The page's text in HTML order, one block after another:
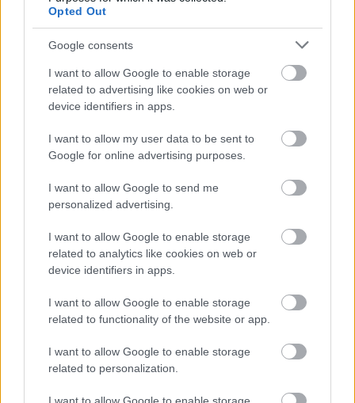
Opted Out
Google consents
I want to allow Google to enable storage
related to advertising like cookies on web or
device identifiers in apps.
I want to allow my user data to be sent to
Google for online advertising purposes.
I want to allow Google to send me
personalized advertising.
I want to allow Google to enable storage
related to analytics like cookies on web or
device identifiers in apps.
I want to allow Google to enable storage
related to functionality of the website or app.
I want to allow Google to enable storage
related to personalization.
Az összkerékhajtású változatokkívánságra Offroad terepjáró
üzemmódot is kínálnak, ami a szilárd burkolatú utakról
letérvetovább javítja a menetjellemzőket. Az Offroad
üzemmódban a tapadás fokozására az ASR kipörgésgátló
nagyobb mértékű kipörgést engedélyez, az EDS elektronikus
differenciálzár-hatású funkció pedig határozottabban és
gyorsabban reagál. Szükség esetén a visszagurulás gátló és a
lejtmenetvezérlő is aktiválódik – az utóbbi a haladási
sebességet az aktuális értéken tartja. A szintén opcionális DCC
lengéscsillapítás-szabályzás is másképpen működik terepjáró
üzemmódban, emellett a gázpedál reakciói is valamivel
szabályzásra vált, így a kerekek előtt föltorlódhat a fékezést
elősegítő földhalom.